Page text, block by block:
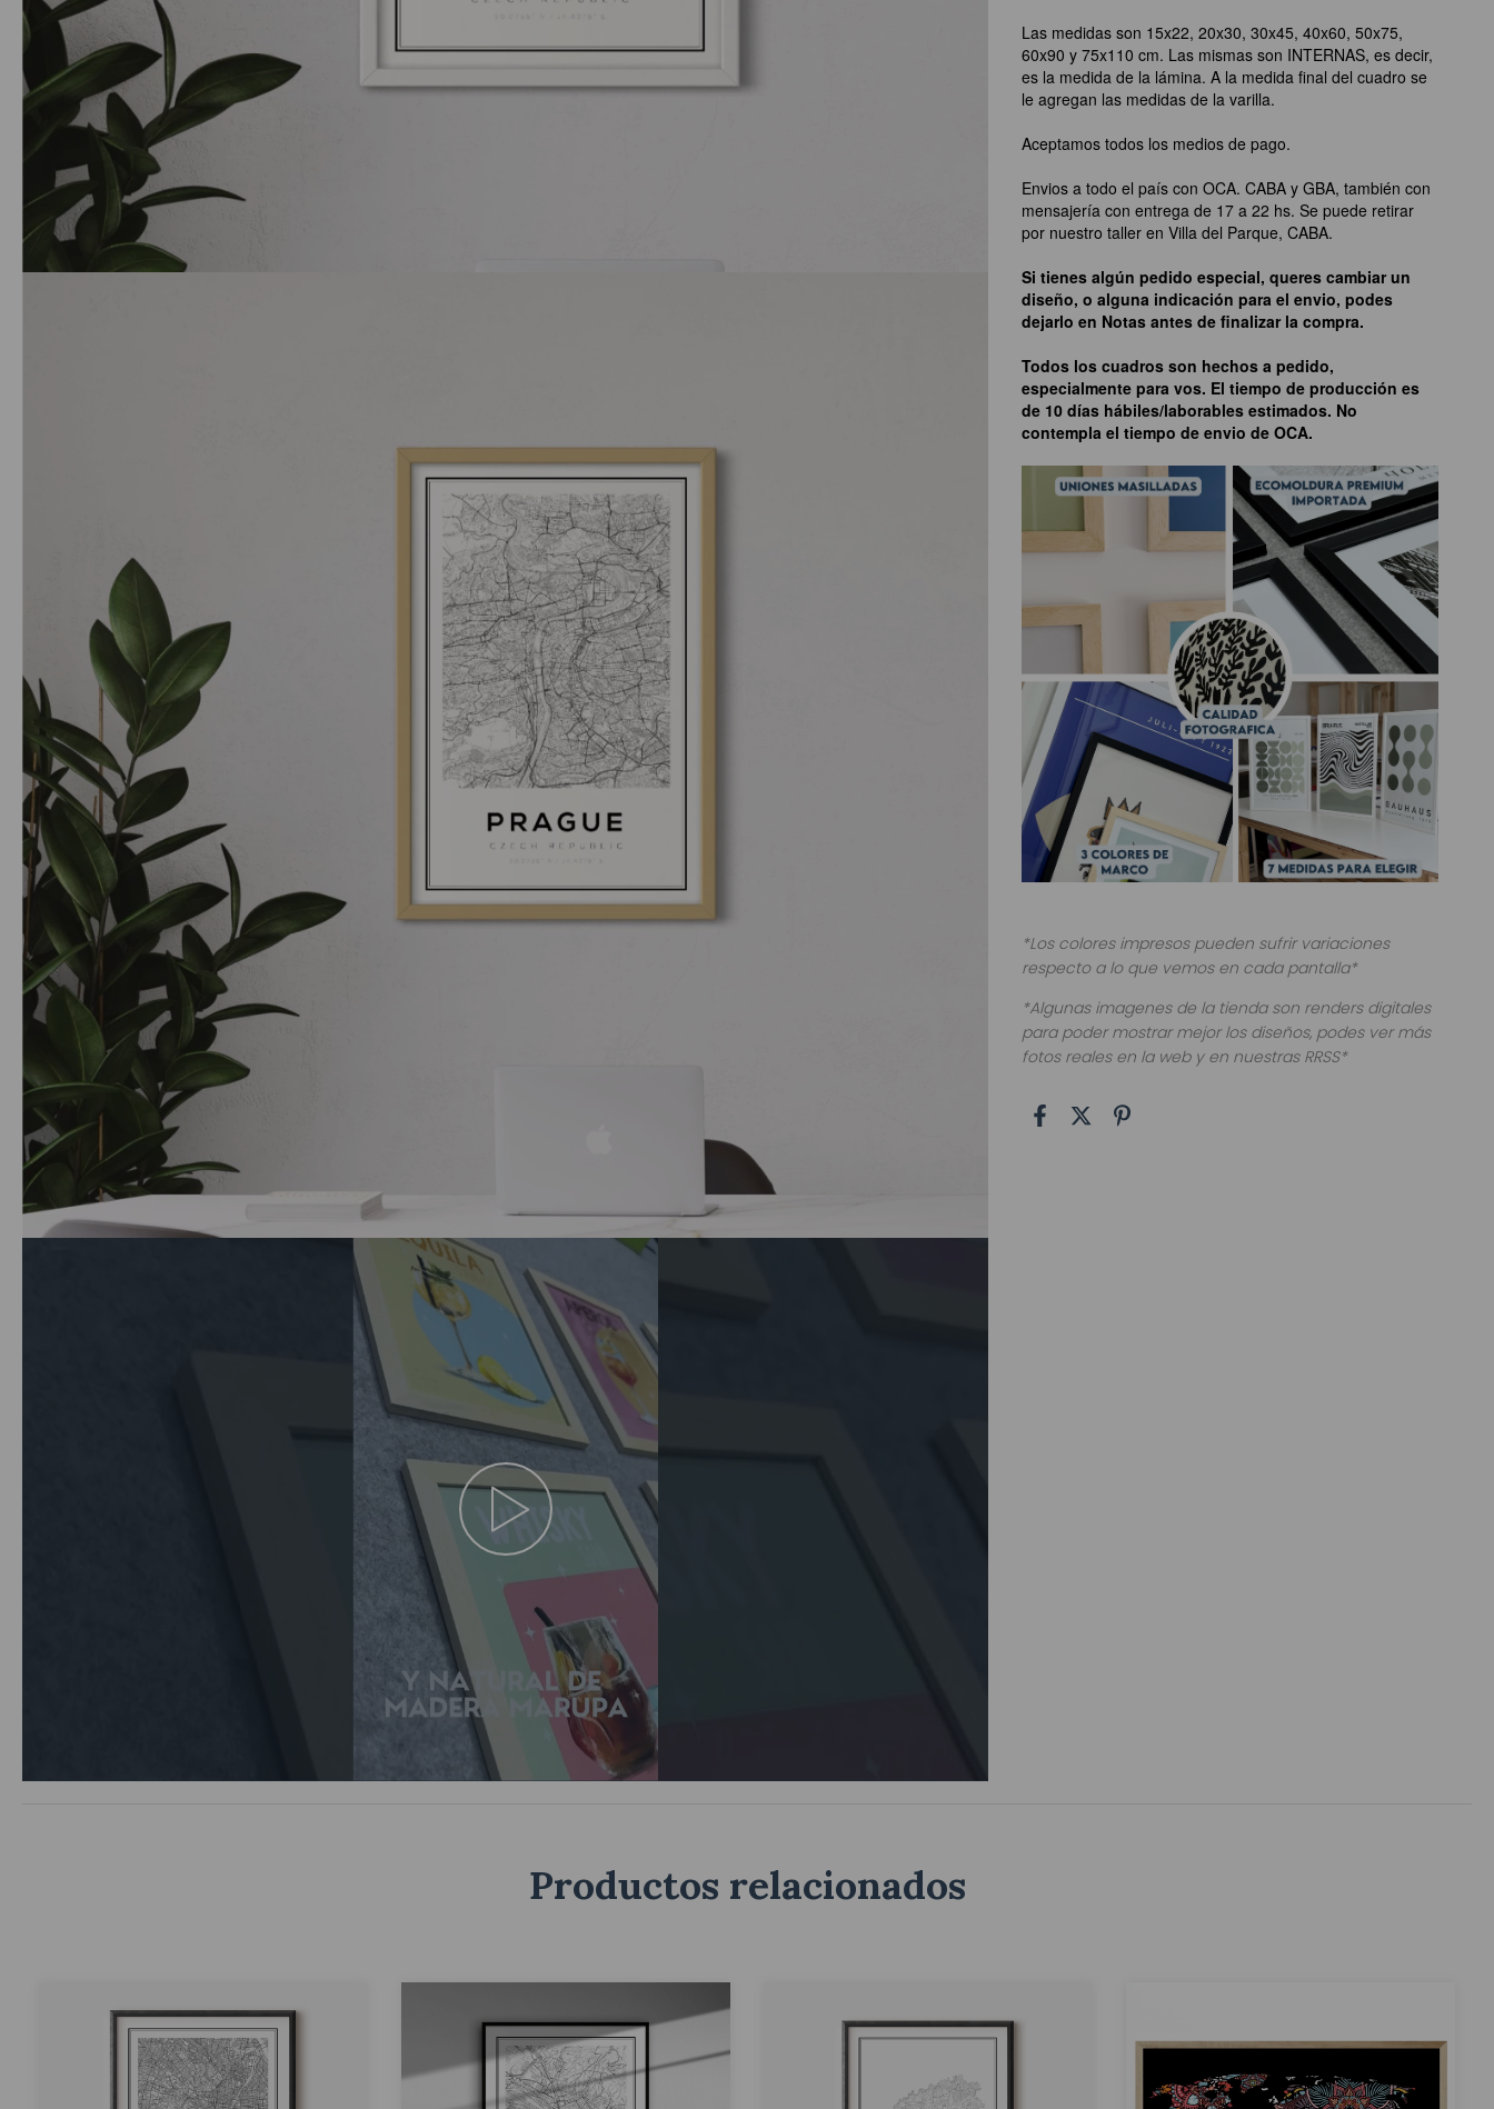
Las medidas son 15x22, 20x30, 30x45, 40x60, 50x75,
60x90 y 75x110 cm. Las mismas son INTERNAS, es decir,
es la medida de la lámina. A la medida final del cuadro se
le agregan las medidas de la varilla.
Aceptamos todos los medios de pago.
Envios a todo el país con OCA. CABA y GBA, también con
mensajería con entrega de 17 a 22 hs. Se puede retirar
por nuestro taller en Villa del Parque, CABA.
Si tienes algún pedido especial, queres cambiar un
diseño, o alguna indicación para el envio, podes
dejarlo en Notas antes de finalizar la compra.
Todos los cuadros son hechos a pedido,
especialmente para vos. El tiempo de producción es
de 10 días hábiles/laborables estimados. No
contempla el tiempo de envio de OCA.
*Los colores impresos pueden sufrir variaciones
respecto a lo que vemos en cada pantalla*
*Algunas imagenes de la tienda son renders digitales
para poder mostrar mejor los diseños, podes ver más
fotos reales en la web y en nuestras RRSS*
Productos relacionados